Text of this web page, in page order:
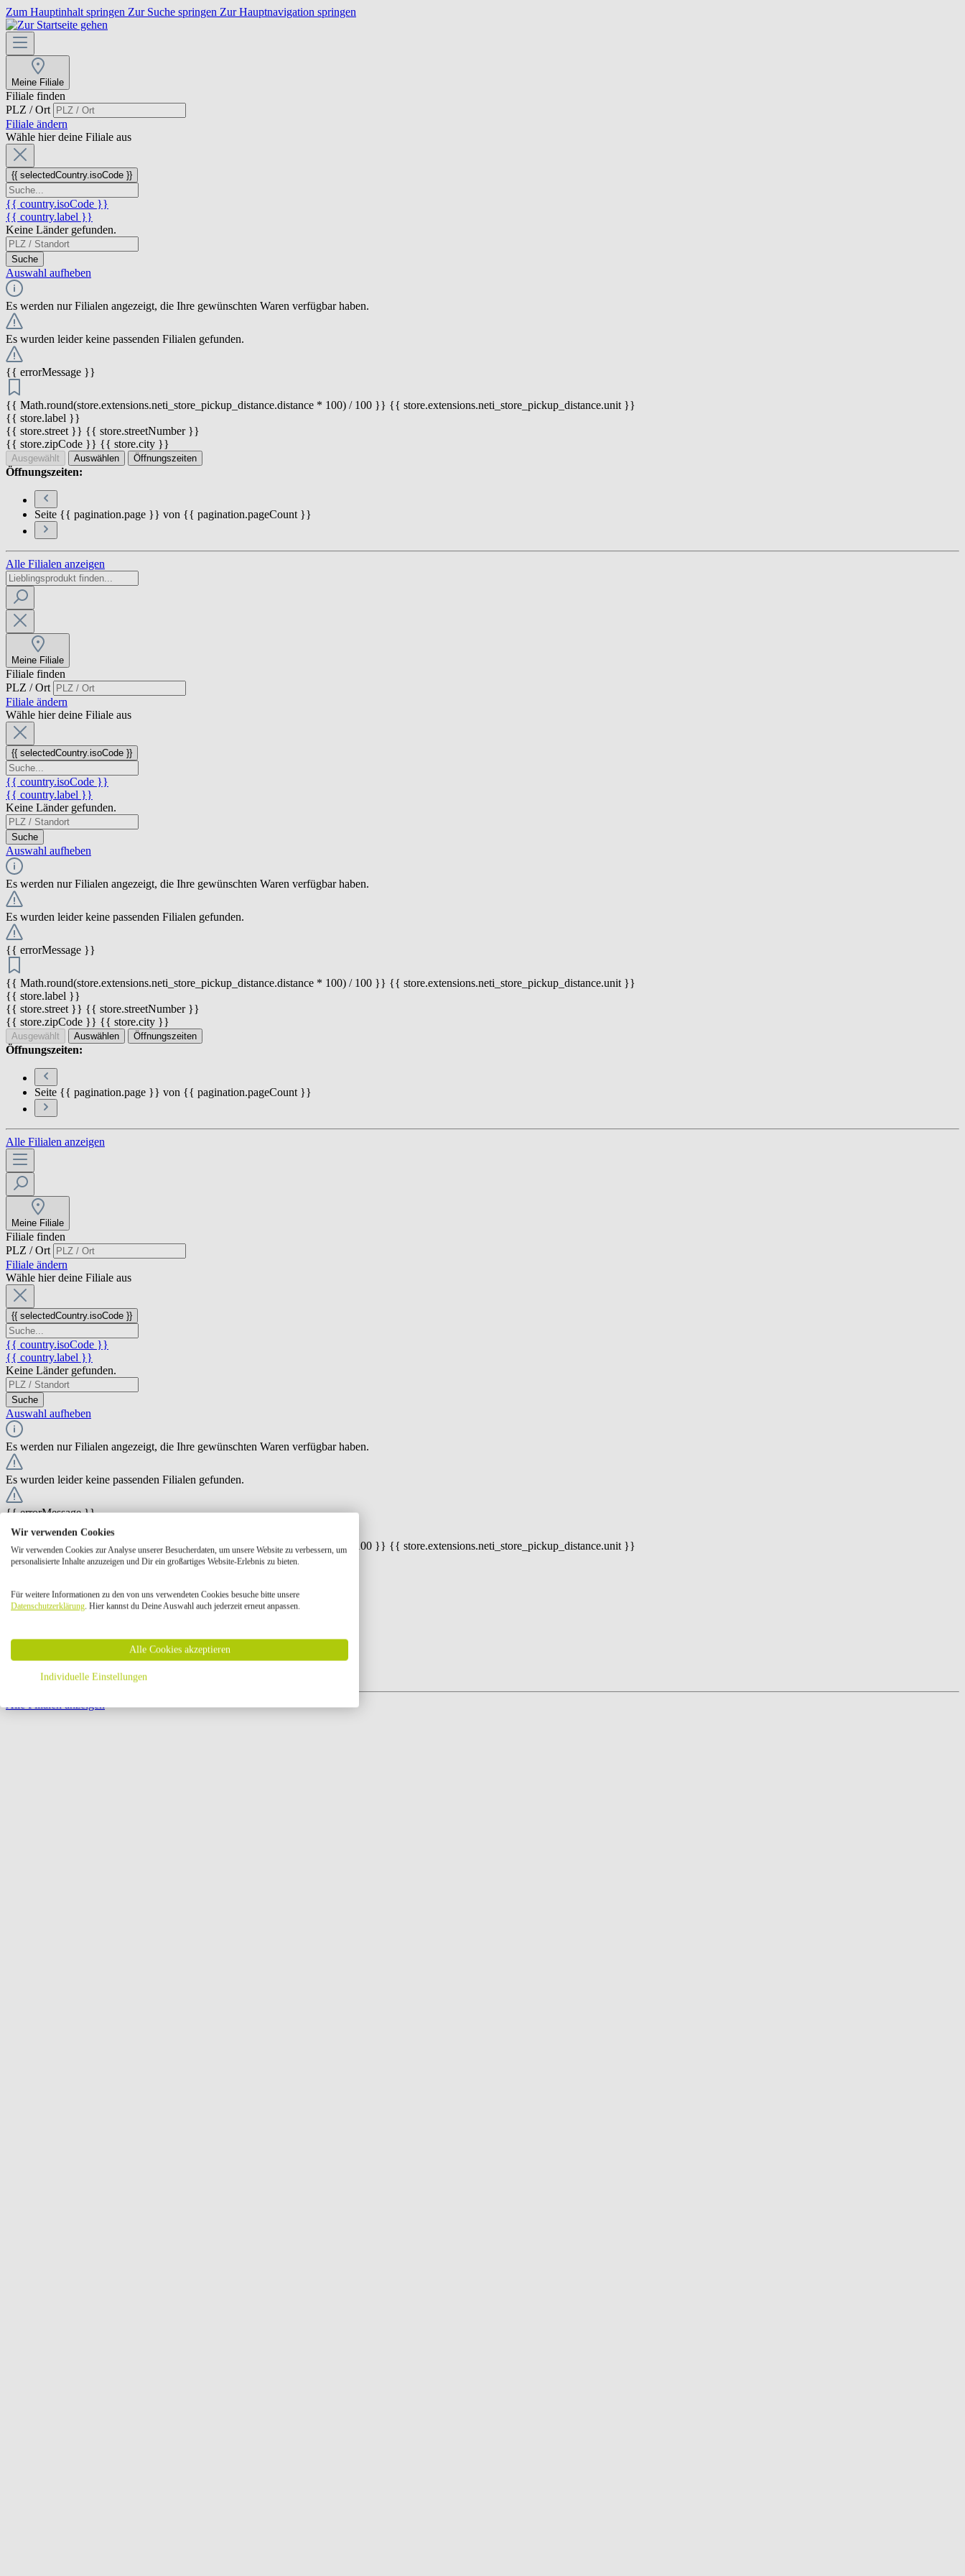
Zum Hauptinhalt springen Zur Suche springen Zur Hauptnavigation springen
Meine Filiale
Filiale finden
PLZ / Ort
Filiale ändern
Wähle hier deine Filiale aus
{{ selectedCountry.isoCode }}
{{ country.isoCode }}
{{ country.label }}
Keine Länder gefunden.
Suche
Auswahl aufheben
Es werden nur Filialen angezeigt, die Ihre gewünschten Waren verfügbar haben.
Es wurden leider keine passenden Filialen gefunden.
{{ errorMessage }}
{{ Math.round(store.extensions.neti_store_pickup_distance.distance * 100) / 100 }} {{ store.extensions.neti_store_pickup_distance.unit }}
{{ store.label }}
{{ store.street }} {{ store.streetNumber }}
{{ store.zipCode }} {{ store.city }}
Ausgewählt Auswählen Öffnungszeiten
Öffnungszeiten:
Seite {{ pagination.page }} von {{ pagination.pageCount }}
Alle Filialen anzeigen
Meine Filiale
Filiale finden
PLZ / Ort
Filiale ändern
Wähle hier deine Filiale aus
{{ selectedCountry.isoCode }}
{{ country.isoCode }}
{{ country.label }}
Keine Länder gefunden.
Suche
Auswahl aufheben
Es werden nur Filialen angezeigt, die Ihre gewünschten Waren verfügbar haben.
Es wurden leider keine passenden Filialen gefunden.
{{ errorMessage }}
{{ Math.round(store.extensions.neti_store_pickup_distance.distance * 100) / 100 }} {{ store.extensions.neti_store_pickup_distance.unit }}
{{ store.label }}
{{ store.street }} {{ store.streetNumber }}
{{ store.zipCode }} {{ store.city }}
Ausgewählt Auswählen Öffnungszeiten
Öffnungszeiten:
Seite {{ pagination.page }} von {{ pagination.pageCount }}
Alle Filialen anzeigen
Meine Filiale
Filiale finden
PLZ / Ort
Filiale ändern
Wähle hier deine Filiale aus
{{ selectedCountry.isoCode }}
{{ country.isoCode }}
{{ country.label }}
Keine Länder gefunden.
Suche
Auswahl aufheben
Es werden nur Filialen angezeigt, die Ihre gewünschten Waren verfügbar haben.
Es wurden leider keine passenden Filialen gefunden.
{{ errorMessage }}
{{ Math.round(store.extensions.neti_store_pickup_distance.distance * 100) / 100 }} {{ store.extensions.neti_store_pickup_distance.unit }}
{{ store.label }}
Ausgewählt Auswählen Öffnungszeiten
Öffnungszeiten:
Seite {{ pagination.page }} von {{ pagination.pageCount }}
Alle Filialen anzeigen
Wir verwenden Cookies
Wir verwenden Cookies zur Analyse unserer Besucherdaten, um unsere Website zu verbessern, um
personalisierte Inhalte anzuzeigen und Dir ein großartiges Website-Erlebnis zu bieten.
Für weitere Informationen zu den von uns verwendeten Cookies besuche bitte unsere
Datenschutzerklärung. Hier kannst du Deine Auswahl auch jederzeit erneut anpassen.
Alle Cookies akzeptieren
Individuelle Einstellungen